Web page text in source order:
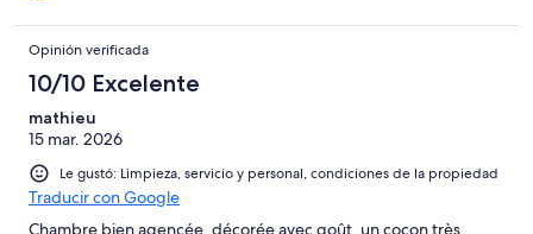
Opinión verificada
10/10 Excelente
mathieu
15 mar. 2026
Le gustó: Limpieza, servicio y personal, condiciones de la propiedad
Traducir con Google
Chambre bien agencée, décorée avec goût, un cocon très